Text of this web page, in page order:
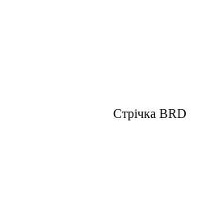
Стрічка BRD